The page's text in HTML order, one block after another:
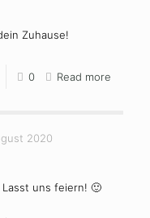
Zuhause!
0 Read more
2020
uns feiern! 🙂